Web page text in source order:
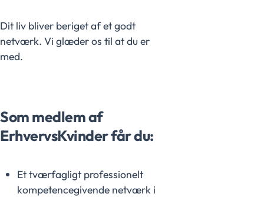
Dit liv bliver beriget af et godt
netværk. Vi glæder os til at du er
med.
Som medlem af
ErhvervsKvinder får du:
Et tværfagligt professionelt
kompetencegivende netværk i